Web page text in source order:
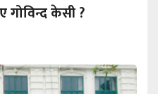
केसी ?